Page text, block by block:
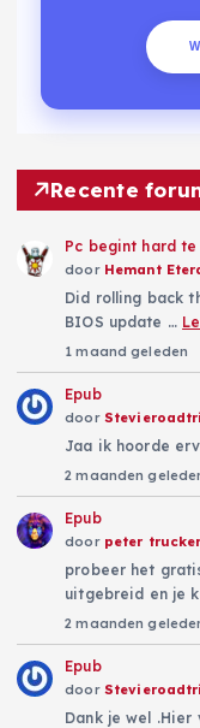
Recente
Pc begint hard
door Hemant
Did rolling back
BIOS update …
1 maand geleden
Epub
door
Jaa ik hoorde
2 maanden
Epub
door peter trucker
probeer het
uitgebreid en je
2 maanden
Epub
door
Dank je wel